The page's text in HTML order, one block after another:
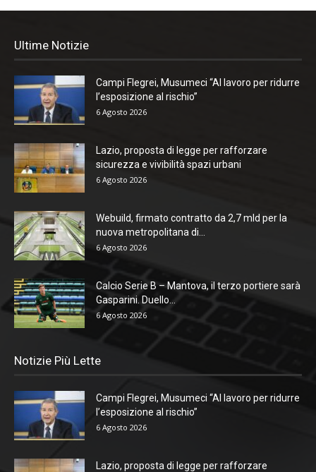
Ultime Notizie
Campi Flegrei, Musumeci “Al lavoro per ridurre
l’esposizione al rischio”
6 Agosto 2026
Lazio, proposta di legge per rafforzare
sicurezza e vivibilità spazi urbani
6 Agosto 2026
Webuild, firmato contratto da 2,7 mld per la
nuova metropolitana di...
6 Agosto 2026
Calcio Serie B – Mantova, il terzo portiere sarà
Gasparini. Duello...
6 Agosto 2026
Notizie Più Lette
Campi Flegrei, Musumeci “Al lavoro per ridurre
l’esposizione al rischio”
6 Agosto 2026
Lazio, proposta di legge per rafforzare